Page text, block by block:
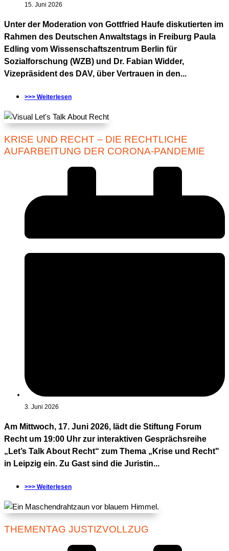
15. Juni 2026
Unter der Moderation von Gottfried Haufe diskutierten im
Rahmen des Deutschen Anwaltstags in Freiburg Paula
Edling vom Wissenschaftszentrum Berlin für
Sozialforschung (WZB) und Dr. Fabian Widder,
Vizepräsident des DAV, über Vertrauen in den...
>>> Weiterlesen
KRISE UND RECHT – DIE RECHTLICHE
AUFARBEITUNG DER CORONA-PANDEMIE
3. Juni 2026
Am Mittwoch, 17. Juni 2026, lädt die Stiftung Forum
Recht um 19:00 Uhr zur interaktiven Gesprächsreihe
„Let’s Talk About Recht“ zum Thema „Krise und Recht"
in Leipzig ein. Zu Gast sind die Juristin...
>>> Weiterlesen
THEMENTAG JUSTIZVOLLZUG